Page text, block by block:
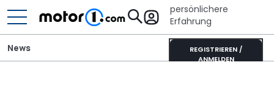
persönlichere
Erfahrung
REGISTRIEREN /
ANMELDEN
News